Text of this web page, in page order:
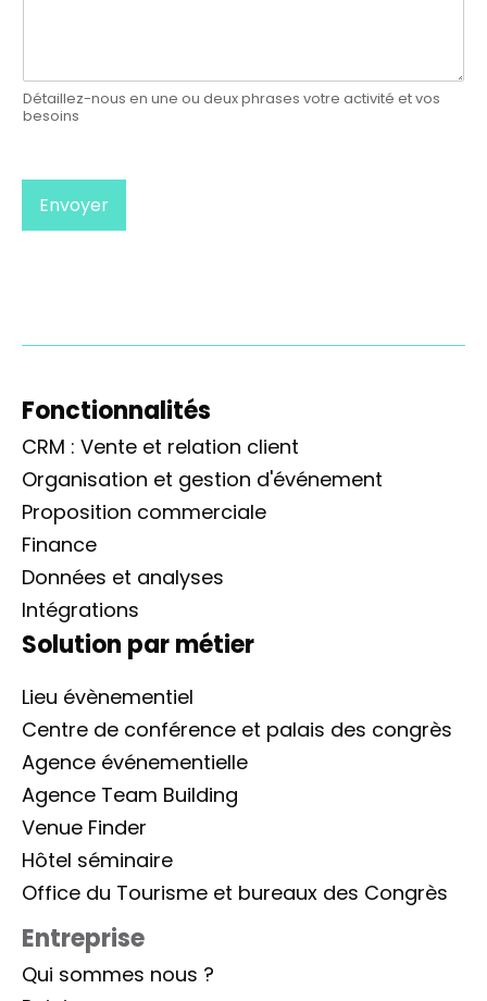
Détaillez-nous en une ou deux phrases votre activité et vos
besoins
Envoyer
Fonctionnalités
CRM : Vente et relation client
Organisation et gestion d'événement
Proposition commerciale
Finance
Données et analyses
Intégrations
Solution par métier
Lieu évènementiel
Centre de conférence et palais des congrès
Agence événementielle
Agence Team Building
Venue Finder
Hôtel séminaire
Office du Tourisme et bureaux des Congrès
Entreprise
Qui sommes nous ?